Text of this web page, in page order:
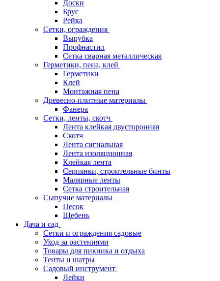
Доски
Брус
Рейка
Сетки, ограждения
Вырубка
Профнастил
Сетка сварная металлическая
Герметики, пена, клей
Герметики
Клей
Монтажная пена
Древесно-плитные материалы
Фанера
Сетки, ленты, скотч
Лента клейкая двусторонняя
Скотч
Лента сигнальная
Лента изоляционная
Клейкая лента
Серпянки, строительные бинты
Малярные ленты
Сетка строительная
Сыпучие материалы
Песок
Щебень
Дача и сад
Сетки и ограждения садовые
Уход за растениями
Товары для пикника и отдыха
Тенты и шатры
Садовый инструмент
Лейки